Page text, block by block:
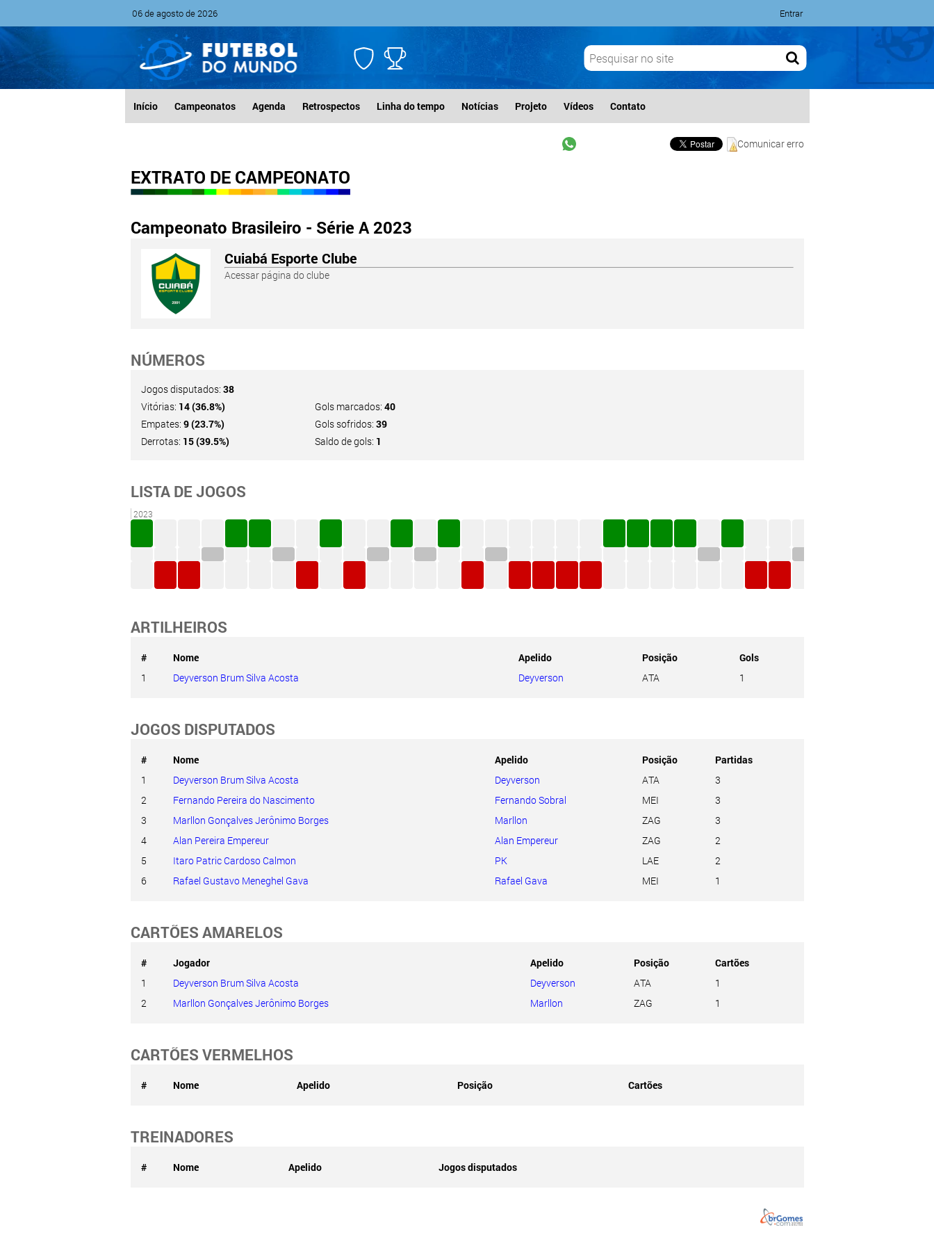
06 de agosto de 2026 Entrar
Início Campeonatos Agenda Retrospectos Linha do tempo Notícias Projeto Vídeos Contato
Comunicar erro
EXTRATO DE CAMPEONATO
Campeonato Brasileiro - Série A 2023
Cuiabá Esporte Clube
Acessar página do clube
NÚMEROS
Jogos disputados: 38
Vitórias: 14 (36.8%)
Empates: 9 (23.7%)
Derrotas: 15 (39.5%)
Gols marcados: 40
Gols sofridos: 39
Saldo de gols: 1
LISTA DE JOGOS
2023
ARTILHEIROS
# Nome Apelido Posição
Gols
1
Deyverson Brum Silva Acosta Deyverson ATA 1
JOGOS DISPUTADOS
# Nome Apelido Posição
Partidas
1
Deyverson Brum Silva Acosta Deyverson ATA
3
2
Fernando Pereira do Nascimento Fernando Sobral MEI
3
3
Marllon Gonçalves Jerônimo Borges Marllon ZAG
3
4
Alan Pereira Empereur Alan Empereur ZAG
2
5
Itaro Patric Cardoso Calmon PK LAE
2
6
Rafael Gustavo Meneghel Gava Rafael Gava MEI 1
CARTÕES AMARELOS
# Jogador Apelido Posição
Cartões
1
Deyverson Brum Silva Acosta Deyverson ATA
1
2
Marllon Gonçalves Jerônimo Borges Marllon ZAG 1
CARTÕES VERMELHOS
# Nome Apelido Posição Cartões
TREINADORES
# Nome Apelido Jogos disputados